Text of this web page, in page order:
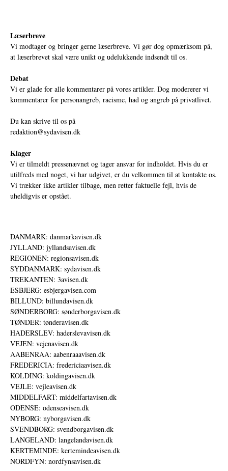
Læserbreve
Vi modtager og bringer gerne læserbreve. Vi gør dog opmærksom på,
at læserbrevet skal være unikt og udelukkende indsendt til os.
Debat
Vi er glade for alle kommentarer på vores artikler. Dog modererer vi
kommentarer for personangreb, racisme, had og angreb på privatlivet.
Du kan skrive til os på
redaktion@sydavisen.dk
Klager
Vi er tilmeldt pressenævnet og tager ansvar for indholdet. Hvis du er
utilfreds med noget, vi har udgivet, er du velkommen til at kontakte os.
Vi trækker ikke artikler tilbage, men retter faktuelle fejl, hvis de
uheldigvis er opstået.
DANMARK: danmarkavisen.dk
JYLLAND: jyllandsavisen.dk
REGIONEN: regionsavisen.dk
SYDDANMARK: sydavisen.dk
TREKANTEN: 3avisen.dk
ESBJERG: esbjergavisen.com
BILLUND: billundavisen.dk
SØNDERBORG: sønderborgavisen.dk
TØNDER: tønderavisen.dk
HADERSLEV: haderslevavisen.dk
VEJEN: vejenavisen.dk
AABENRAA: aabenraaavisen.dk
FREDERICIA: fredericiaavisen.dk
KOLDING: koldingavisen.dk
VEJLE: vejleavisen.dk
MIDDELFART: middelfartavisen.dk
ODENSE: odenseavisen.dk
NYBORG: nyborgavisen.dk
SVENDBORG: svendborgavisen.dk
LANGELAND: langelandavisen.dk
KERTEMINDE: kertemindeavisen.dk
NORDFYN: nordfynsavisen.dk